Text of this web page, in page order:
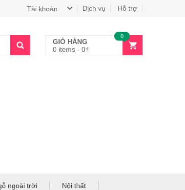
Dịch vụ Hỗ trợ
Tài khoản
GIỎ HÀNG
0 items - 0₫
0
ngoài trời Nội thất